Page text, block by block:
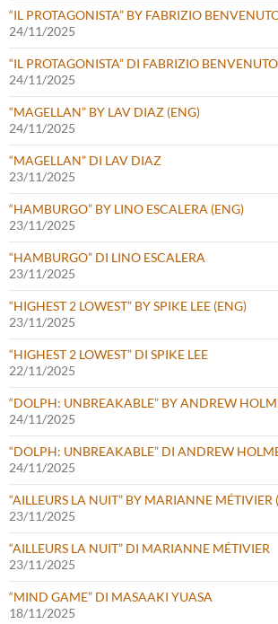
“IL PROTAGONISTA” BY FABRIZIO
24/11/2025
“IL PROTAGONISTA” DI FABRIZIO BENVENUTO
24/11/2025
“MAGELLAN” BY LAV DIAZ (ENG)
24/11/2025
“MAGELLAN” DI LAV DIAZ
23/11/2025
“HAMBURGO” BY LINO ESCALERA (ENG)
23/11/2025
“HAMBURGO” DI LINO ESCALERA
23/11/2025
“HIGHEST 2 LOWEST” BY SPIKE LEE (ENG)
23/11/2025
“HIGHEST 2 LOWEST” DI SPIKE LEE
22/11/2025
“DOLPH: UNBREAKABLE” BY ANDREW
24/11/2025
“DOLPH: UNBREAKABLE” DI ANDREW
24/11/2025
“AILLEURS LA NUIT” BY MARIANNE MÉTIVIER
23/11/2025
“AILLEURS LA NUIT” DI MARIANNE MÉTIVIER
23/11/2025
“MIND GAME” DI MASAAKI YUASA
18/11/2025